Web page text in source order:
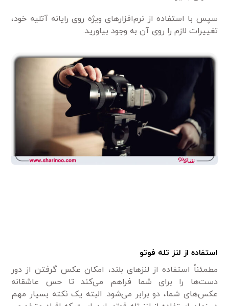
سپس با استفاده از نرم‌افزار‌های ویژه روی رایانه آتلیه خود،
تغییرات لازم را روی آن به وجود بیاورید.
استفاده از لنز تله فوتو
مطمئناً استفاده از لنز‌های بلند، امکان عکس گرفتن از دور
دست‌ها را برای شما فراهم می‌کند تا حس عاشقانه
عکس‌های شما، دو برابر می‌شود. البته یک نکته بسیار مهم